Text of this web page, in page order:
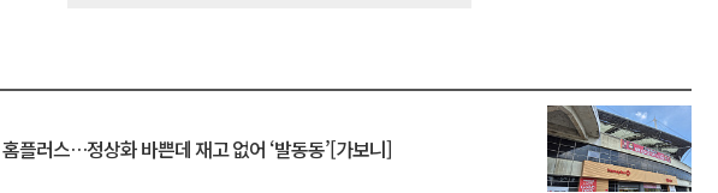
플러스…정상화 바쁜데 재고 없어 ‘발동동’[가보니]